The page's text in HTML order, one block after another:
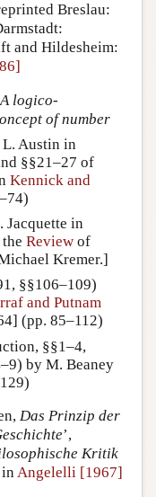
Breslau:
and Hildesheim:
logico-
of number
Austin in
§§21–27 of
Kennick and
Jacquette in
Reviewof
Kremer.]
§§106–109)
and Putnam
(pp. 85–112)
§§1–4,
by M. Beaney
Das Prinzip der
’,
Kritik
Angelelli [1967]